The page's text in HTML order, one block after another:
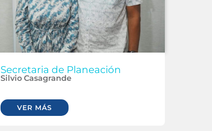
Secretaria de Planeación
Silvio Casagrande
VER MÁS